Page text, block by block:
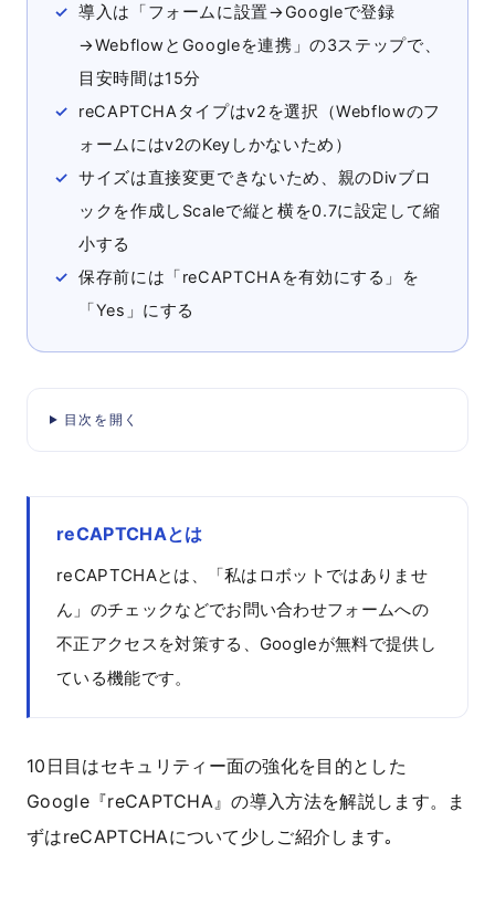
導入は「フォームに設置→Googleで登録
→WebflowとGoogleを連携」の3ステップで、
目安時間は15分
reCAPTCHAタイプはv2を選択（Webflowのフ
ォームにはv2のKeyしかないため）
サイズは直接変更できないため、親のDivブロ
ックを作成しScaleで縦と横を0.7に設定して縮
小する
保存前には「reCAPTCHAを有効にする」を
「Yes」にする
目次を開く
reCAPTCHAとは
reCAPTCHAとは、「私はロボットではありませ
ん」のチェックなどでお問い合わせフォームへの
不正アクセスを対策する、Googleが無料で提供し
ている機能です。
10日目はセキュリティー面の強化を目的とした
Google『reCAPTCHA』の導入方法を解説します。ま
ずはreCAPTCHAについて少しご紹介します｡